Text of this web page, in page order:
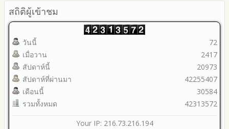
สถิติผู้เข้าชม
วันนี้
เมื่อวาน
สัปดาห์นี้
สัปดาห์ที่ผ่านมา
เดือนนี้
รวมทั้งหมด
72
2417
20973
42255407
30584
42313572
Your IP: 216.73.216.194